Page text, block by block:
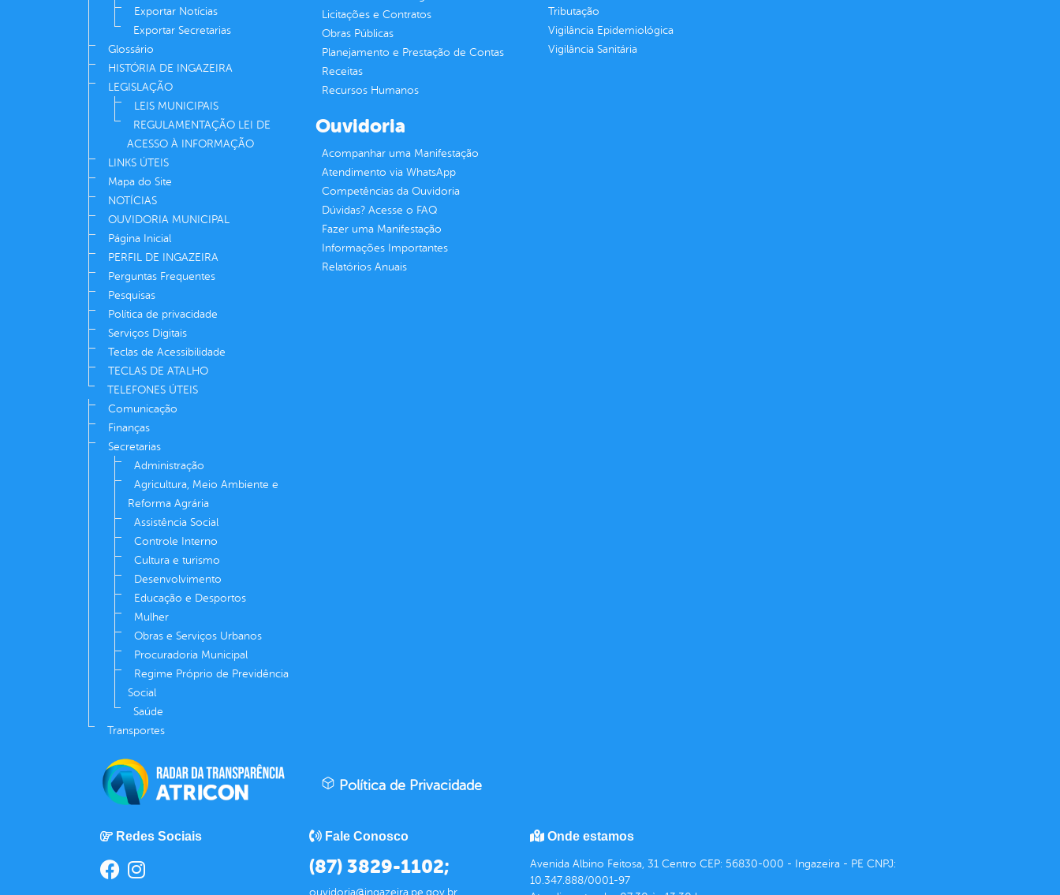
Exportar Notícias
Exportar Secretarias
Glossário
HISTÓRIA DE INGAZEIRA
LEGISLAÇÃO
LEIS MUNICIPAIS
REGULAMENTAÇÃO LEI DE
ACESSO À INFORMAÇÃO
LINKS ÚTEIS
Mapa do Site
NOTÍCIAS
OUVIDORIA MUNICIPAL
Página Inicial
PERFIL DE INGAZEIRA
Perguntas Frequentes
Pesquisas
Política de privacidade
Serviços Digitais
Teclas de Acessibilidade
TECLAS DE ATALHO
TELEFONES ÚTEIS
Comunicação
Finanças
Secretarias
Administração
Agricultura, Meio Ambiente e
Reforma Agrária
Assistência Social
Controle Interno
Cultura e turismo
Desenvolvimento
Educação e Desportos
Mulher
Obras e Serviços Urbanos
Procuradoria Municipal
Regime Próprio de Previdência
Social
Saúde
Transportes
Licitações e Contratos
Obras Públicas
Planejamento e Prestação de Contas
Receitas
Recursos Humanos
Tributação
Vigilância Epidemiológica
Vigilância Sanitária
Ouvidoria
Acompanhar uma Manifestação
Atendimento via WhatsApp
Competências da Ouvidoria
Dúvidas? Acesse o FAQ
Fazer uma Manifestação
Informações Importantes
Relatórios Anuais
Política de Privacidade
Redes Sociais Fale Conosco
(87) 3829-1102;
ouvidoria@ingazeira.pe.gov.br
Onde estamos
Avenida Albino Feitosa, 31 Centro CEP: 56830-000 - Ingazeira - PE CNPJ:
10.347.888/0001-97